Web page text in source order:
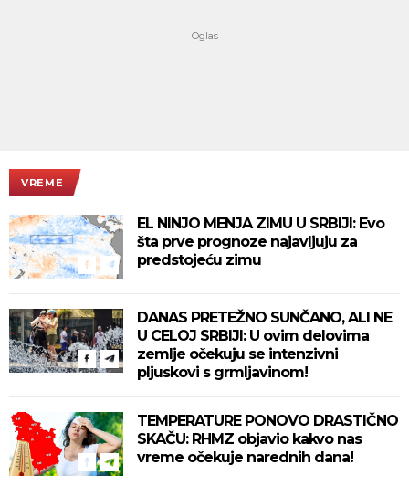
VREME
EL NINJO MENJA ZIMU U SRBIJI: Evo
šta prve prognoze najavljuju za
predstojeću zimu
DANAS PRETEŽNO SUNČANO, ALI NE
U CELOJ SRBIJI: U ovim delovima
zemlje očekuju se intenzivni
pljuskovi s grmljavinom!
TEMPERATURE PONOVO DRASTIČNO
SKAČU: RHMZ objavio kakvo nas
vreme očekuje narednih dana!